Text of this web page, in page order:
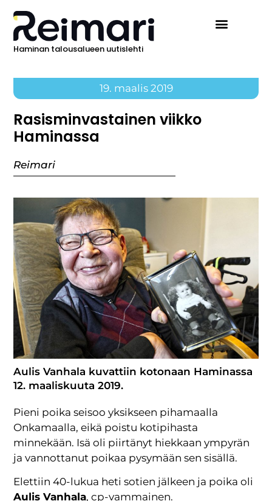
Haminan talousalueen uutislehti
19. maalis 2019
Rasisminvastainen viikko
Haminassa
Reimari
Aulis Vanhala kuvattiin kotonaan Haminassa
12. maaliskuuta 2019.
Pieni poika seisoo yksikseen pihamaalla
Onkamaalla, eikä poistu kotipihasta
minnekään. Isä oli piirtänyt hiekkaan ympyrän
ja vannottanut poikaa pysymään sen sisällä.
Elettiin 40-lukua heti sotien jälkeen ja poika oli
Aulis Vanhala, cp-vammainen.